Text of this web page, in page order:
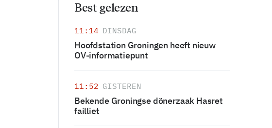
Best gelezen
11:14 DINSDAG
Hoofdstation Groningen heeft nieuw
OV-informatiepunt
11:52 GISTEREN
Bekende Groningse dönerzaak Hasret
failliet